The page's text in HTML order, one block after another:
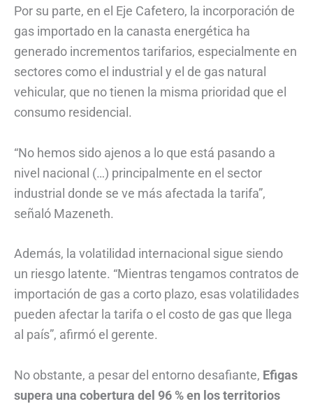
Por su parte, en el Eje Cafetero, la incorporación de
gas importado en la canasta energética ha
generado incrementos tarifarios, especialmente en
sectores como el industrial y el de gas natural
vehicular, que no tienen la misma prioridad que el
consumo residencial.
“No hemos sido ajenos a lo que está pasando a
nivel nacional (…) principalmente en el sector
industrial donde se ve más afectada la tarifa”,
señaló Mazeneth.
Además, la volatilidad internacional sigue siendo
un riesgo latente. “Mientras tengamos contratos de
importación de gas a corto plazo, esas volatilidades
pueden afectar la tarifa o el costo de gas que llega
al país”, afirmó el gerente.
No obstante, a pesar del entorno desafiante, Efigas
supera una cobertura del 96 % en los territorios